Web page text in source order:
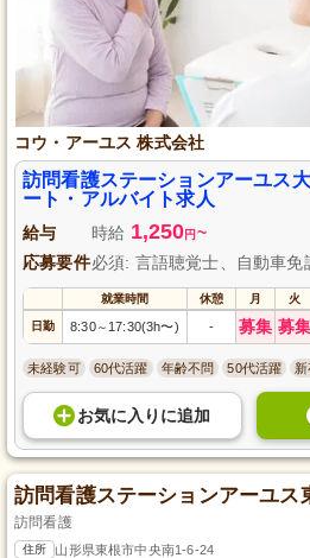
コウ・アーユス 株式会社
訪問看護ステーションアーユス
ート・アルバイト求人
給与 時給 1,250円 ~
応募要件必須: 言語聴覚士、自動車免
就業時間 休憩 月 火
日勤 8:30～ 17:30(3h〜) - 募集 募集
未経験可 60代活躍 年齢不問 50代活躍
お気に入り に追加
訪問看護ステーションアーユス
訪問看護
住所 山形県東根市中央南1-6-24